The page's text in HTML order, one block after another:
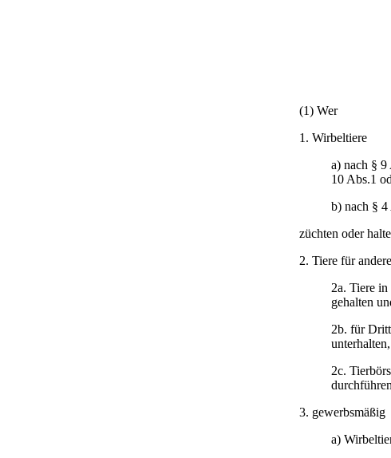
(1) Wer
1. Wirbeltiere
a) nach §
10 Abs.1
b) nach §
züchten oder
2. Tiere für
2a. Tiere
gehalten
2b. für
unterhalten,
2c.
3. gewerbsmäßig
a)